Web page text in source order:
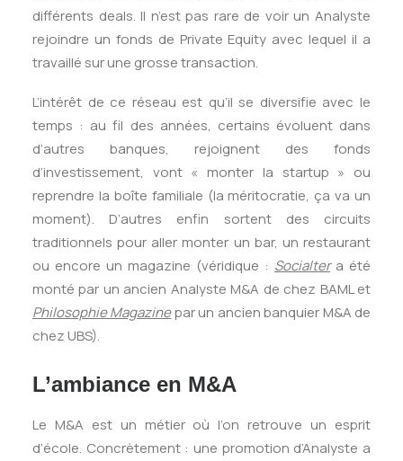
différents deals. Il n’est pas rare de voir un Analyste
rejoindre un fonds de Private Equity avec lequel il a
travaillé sur une grosse transaction.
L’intérêt de ce réseau est qu’il se diversifie avec le
temps : au fil des années, certains évoluent dans
d’autres banques, rejoignent des fonds
d’investissement, vont « monter la startup » ou
reprendre la boîte familiale (la méritocratie, ça va un
moment). D’autres enfin sortent des circuits
traditionnels pour aller monter un bar, un restaurant
ou encore un magazine (véridique : Socialtera été
monté par un ancien Analyste M&A de chez BAML et
Philosophie Magazinepar un ancien banquier M&A de
chez UBS).
L’ambiance en M&A
Le M&A est un métier où l’on retrouve un esprit
d’école. Concrètement : une promotion d’Analyste a